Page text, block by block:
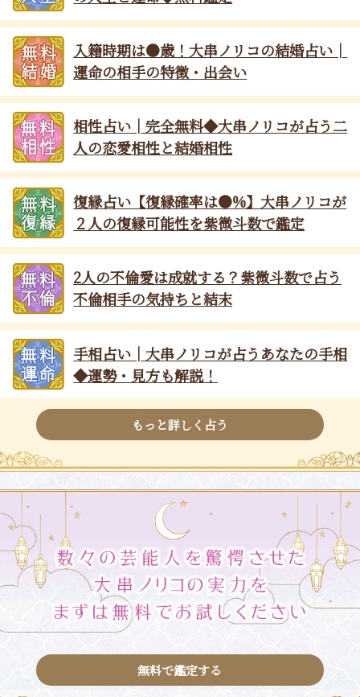
入籍時期は●歳！大串ノリコの結婚占い│
運命の相手の特徴・出会い
相性占い│完全無料◆大串ノリコが占う二
人の恋愛相性と結婚相性
復縁占い【復縁確率は●%】大串ノリコが
２人の復縁可能性を紫微斗数で鑑定
2人の不倫愛は成就する？紫微斗数で占う
不倫相手の気持ちと結末
手相占い│大串ノリコが占うあなたの手相
◆運勢・見方も解説！
もっと詳しく占う
無料で鑑定する